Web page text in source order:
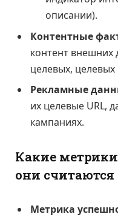
описании).
Контентные
контент внешних
целевых,
Рекламные
их целевые URL,
кампаниях.
Какие
они считаются
Метрика